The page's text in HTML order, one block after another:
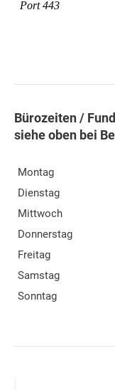
Bürozeiten /
siehe oben bei
Montag
Dienstag
Mittwoch
Donnerstag
Freitag
Samstag
Sonntag